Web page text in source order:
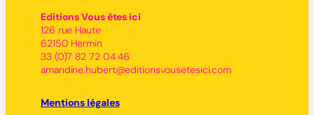
Editions Vous êtes ici
126 rue Haute
62150 Hermin
33 (0)7 82 72 04 46
amandine.hubert@editionsvousetesici.com
Mentions légales